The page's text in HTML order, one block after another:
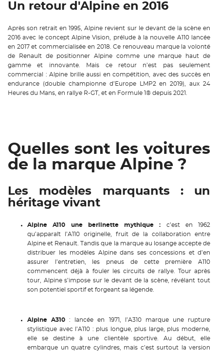
Un retour d'Alpine en 2016
Après son retrait en 1995, Alpine revient sur le devant de la scène en
2016 avec le concept Alpine Vision, prélude à la nouvelle A110 lancée
en 2017 et commercialisée en 2018. Ce renouveau marque la volonté
de Renault de positionner Alpine comme une marque haut de
gamme et innovante. Mais ce retour n’est pas seulement
commercial : Alpine brille aussi en compétition, avec des succès en
endurance (double championne d’Europe LMP2 en 2019), aux 24
Heures du Mans, en rallye R-GT, et en Formule 1® depuis 2021.
Quelles sont les voitures
de la marque Alpine ?
Les modèles marquants : un
héritage vivant
Alpine A110 une berlinette mythique : c’est en 1962
qu’apparaît l’A110 originelle, fruit de la collaboration entre
Alpine et Renault. Tandis que la marque au losange accepte de
distribuer les modèles Alpine dans ses concessions et d’en
assurer l’entretien, les pneus de cette première A110
commencent déjà à fouler les circuits de rallye. Tour après
tour, Alpine s’impose sur le devant de la scène, révélant tout
son potentiel sportif et forgeant sa légende.
Alpine A310: lancée en 1971, l’A310 marque une rupture
stylistique avec l’A110 : plus longue, plus large, plus moderne,
elle se destine à une clientèle sportive. Au début, elle
embarque un quatre cylindres, mais c’est surtout la version